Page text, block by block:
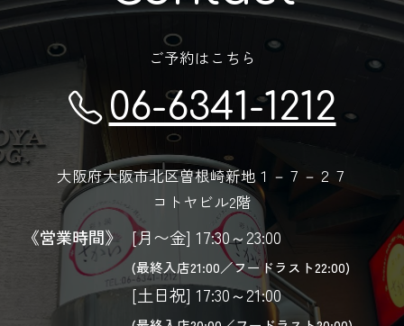
ご予約はこちら
06-6341-1212
大阪府大阪市北区曽根崎新地１－７－２７
コトヤビル2階
《営業時間》 [月〜金] 17:30～23:00
(最終入店21:00／フードラスト22:00)
[土日祝] 17:30～21:00